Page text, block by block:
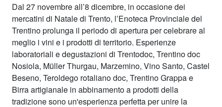
Dal 27 novembre all’8 dicembre, in occasione dei
mercatini di Natale di Trento, l’Enoteca Provinciale del
Trentino prolunga il periodo di apertura per celebrare al
meglio i vini e i prodotti di territorio. Esperienze
laboratoriali e degustazioni di Trentodoc, Trentino doc
Nosiola, Müller Thurgau, Marzemino, Vino Santo, Castel
Beseno, Teroldego rotaliano doc, Trentino Grappa e
Birra artigianale in abbinamento a prodotti della
tradizione sono un'esperienza perfetta per unire la